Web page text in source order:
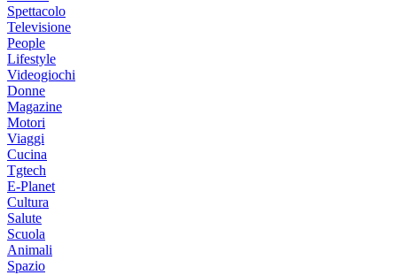
Spettacolo
Televisione
People
Lifestyle
Videogiochi
Donne
Magazine
Motori
Viaggi
Cucina
Tgtech
E-Planet
Cultura
Salute
Scuola
Animali
Spazio